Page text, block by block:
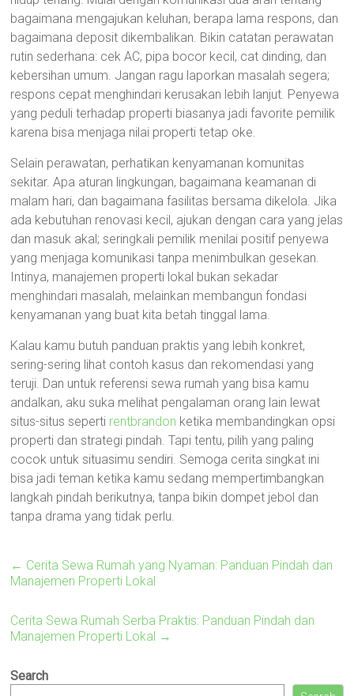
bagaimana mengajukan keluhan, berapa lama respons, dan
bagaimana deposit dikembalikan. Bikin catatan perawatan
rutin sederhana: cek AC, pipa bocor kecil, cat dinding, dan
kebersihan umum. Jangan ragu laporkan masalah segera;
respons cepat menghindari kerusakan lebih lanjut. Penyewa
yang peduli terhadap properti biasanya jadi favorite pemilik
karena bisa menjaga nilai properti tetap oke.
Selain perawatan, perhatikan kenyamanan komunitas
sekitar. Apa aturan lingkungan, bagaimana keamanan di
malam hari, dan bagaimana fasilitas bersama dikelola. Jika
ada kebutuhan renovasi kecil, ajukan dengan cara yang jelas
dan masuk akal; seringkali pemilik menilai positif penyewa
yang menjaga komunikasi tanpa menimbulkan gesekan.
Intinya, manajemen properti lokal bukan sekadar
menghindari masalah, melainkan membangun fondasi
kenyamanan yang buat kita betah tinggal lama.
Kalau kamu butuh panduan praktis yang lebih konkret,
sering-sering lihat contoh kasus dan rekomendasi yang
teruji. Dan untuk referensi sewa rumah yang bisa kamu
andalkan, aku suka melihat pengalaman orang lain lewat
situs-situs seperti rentbrandon ketika membandingkan opsi
properti dan strategi pindah. Tapi tentu, pilih yang paling
cocok untuk situasimu sendiri. Semoga cerita singkat ini
bisa jadi teman ketika kamu sedang mempertimbangkan
langkah pindah berikutnya, tanpa bikin dompet jebol dan
tanpa drama yang tidak perlu.
← Cerita Sewa Rumah yang Nyaman: Panduan Pindah dan
Manajemen Properti Lokal
Cerita Sewa Rumah Serba Praktis: Panduan Pindah dan
Manajemen Properti Lokal →
Search